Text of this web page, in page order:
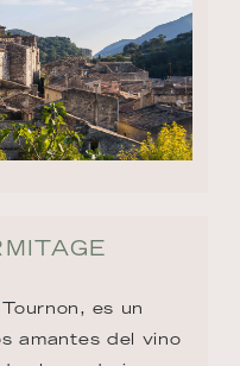
es un
amantes del vino